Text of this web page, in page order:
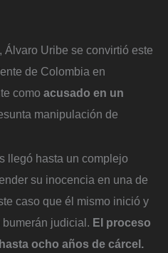
Álvaro Uribe se convirtió este
de Colombia en
como acusado en un
manipulación de
llegó hasta un complejo
su inocencia en una de
caso que él mismo inició y
judicial. El proceso
ocho años de cárcel.